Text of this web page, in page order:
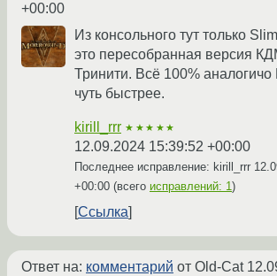
+00:00
Из консольного тут только
это пересобранная версия
Тринити. Всё 100%
чуть быстрее.
kirill_rrr ★★★★★
12.09.2024 15:39:52 +00:00
Последнее исправление: kirill_rrr
+00:00 (всего исправлений: 1)
Ссылка
Ответ на: комментарий от Old-Cat